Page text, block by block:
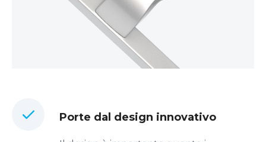
Porte dal design innovativo